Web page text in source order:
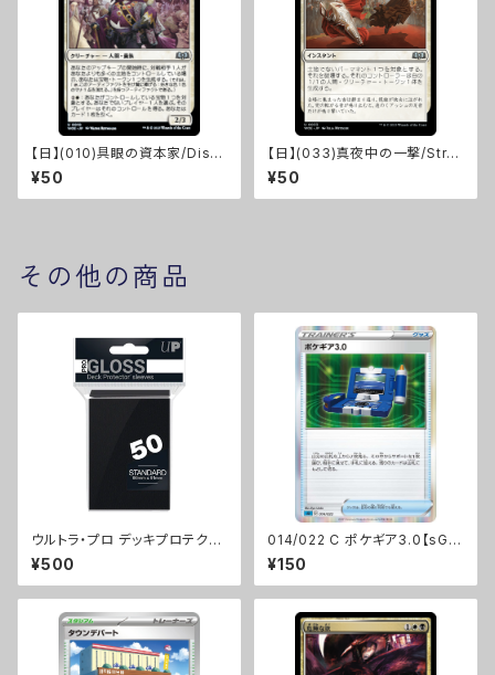
【日】(010)具眼の資本家/Disc
erning Financier [WOE]
¥50
【日】(033)真夜中の一撃/Stro
ke of Midnight [WOE]
¥50
その他の商品
ウルトラ・プロ デッキプロテクタ
ー ソリッド スタンダードサイズ
¥500
014/022 C ポケギア3.0【sGI】
[D]
¥150